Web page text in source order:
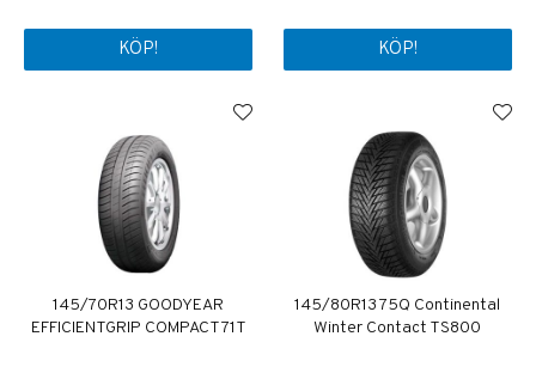
KÖP! KÖP!
145/70R13 GOODYEAR
EFFICIENTGRIP COMPACT 71T
145/80R13 75Q Continental
Winter Contact TS800